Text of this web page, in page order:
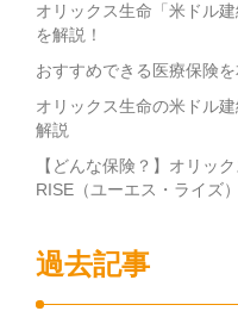
オリックス生命「米ドル
を解説！
おすすめできる医療保険
オリックス生命の米ドル
解説
【どんな保険？】オリッ
RISE（ユーエス・ライズ）
過去記事